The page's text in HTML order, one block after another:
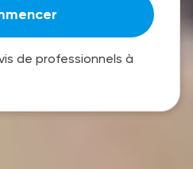
de professionnels à